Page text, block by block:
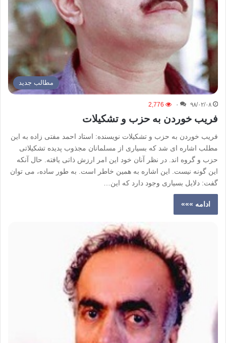
مطالب جدید
۹۸/۰۲/۰۸ ۰ 2,776
فریب خوردن به حزب و تشکیلات
فریب خوردن به حزب و تشکیلات نویسنده: استاد احمد مفتی زاده به این
مطلب اشاره ای شد که بسیاری از مسلمانان مجذوب پدیده تشکیلاتی
حزب و گروه اند. در نظر آنان خود این امر ارزش ذاتی یافته. حال آنکه
این گونه نیست. این اشاره به همین خاطر است. به طور ساده، می توان
گفت: دلایل بسیاری وجود دارد که این…
ادامه »»»